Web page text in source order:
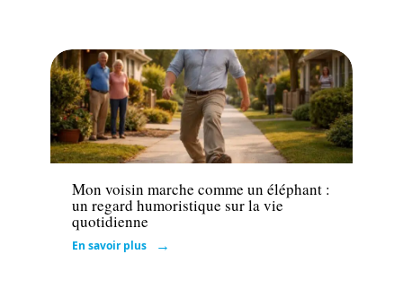
Actu
Mon voisin marche comme un éléphant :
un regard humoristique sur la vie
quotidienne
En savoir plus